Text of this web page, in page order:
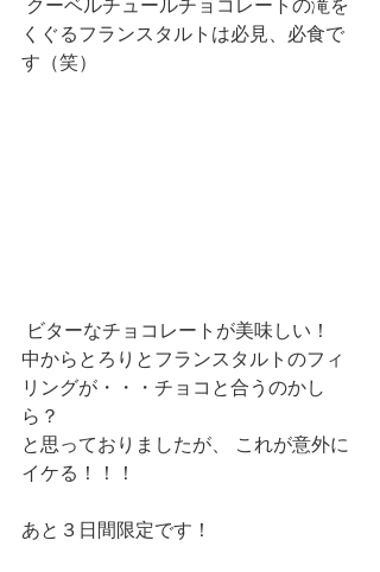
くぐるフランスタルトは必見、必食で
す（笑）
ビターなチョコレートが美味しい！
中からとろりとフランスタルトのフィ
リングが・・・チョコと合うのかし
ら？
と思っておりましたが、 これが意外に
イケる！！！
あと３日間限定です！